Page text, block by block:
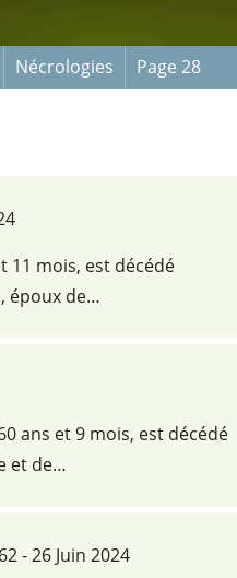
Nécrologies Page 28
11 mois, est décédé
époux de…
ans et 9 mois, est décédé
et de…
- 26 Juin 2024